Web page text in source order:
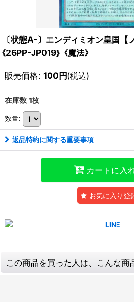
〔状態A-〕エンディミオン皇国【
{26PP-JP019}《魔法》
販売価格: 100円(税込)
在庫数 1枚
数量:
返品特約に関する重要事項
カートに入
お気に入り登
この商品を買った人は、こんな商